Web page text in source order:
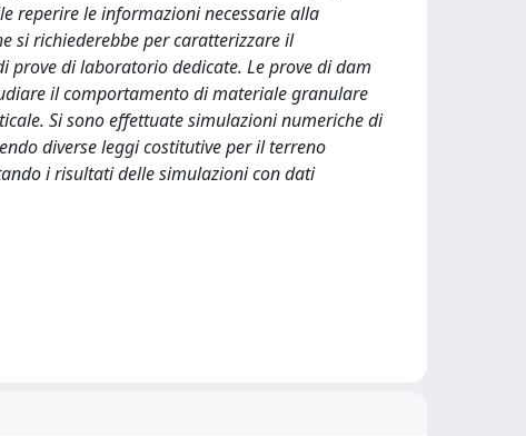
reperire le informazioni necessarie alla
si richiederebbe per caratterizzare il
prove di laboratorio dedicate. Le prove di dam
il comportamento di materiale granulare
Si sono effettuate simulazioni numeriche di
diverse leggi costitutive per il terreno
i risultati delle simulazioni con dati